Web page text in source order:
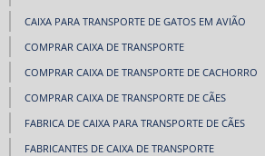
CAIXA PARA TRANSPORTE DE GATOS EM AVIÃO
COMPRAR CAIXA DE TRANSPORTE
COMPRAR CAIXA DE TRANSPORTE DE CACHORRO
COMPRAR CAIXA DE TRANSPORTE DE CÃES
FABRICA DE CAIXA PARA TRANSPORTE DE CÃES
FABRICANTES DE CAIXA DE TRANSPORTE